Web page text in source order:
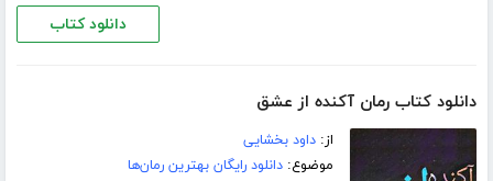
دانلود کتاب
دانلود کتاب رمان آکنده از عشق
از:داود بخشایی
موضوع:دانلود رایگان بهترین رمان‌ها